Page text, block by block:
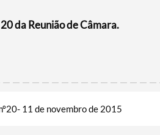
Filtrosda Reunião de Câmara.
11 de novembro de 2015